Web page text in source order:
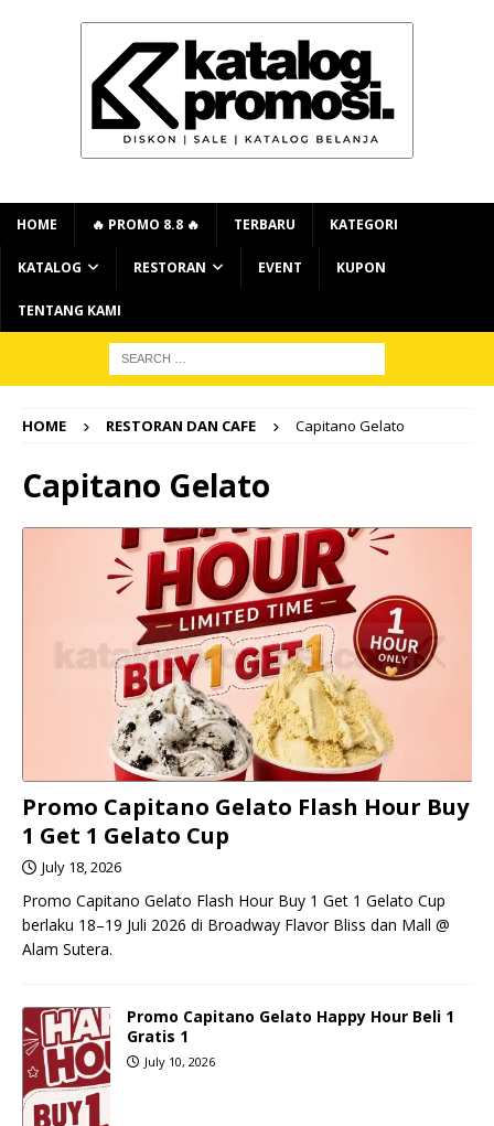
HOME 🔥 PROMO 8.8 🔥 TERBARU KATEGORI
KATALOG RESTORAN EVENT KUPON
TENTANG KAMI
HOME RESTORAN DAN CAFE Capitano Gelato
Capitano Gelato
Promo Capitano Gelato Flash Hour Buy
1 Get 1 Gelato Cup
July 18, 2026
Promo Capitano Gelato Flash Hour Buy 1 Get 1 Gelato Cup
berlaku 18–19 Juli 2026 di Broadway Flavor Bliss dan Mall @
Alam Sutera.
Promo Capitano Gelato Happy Hour Beli 1
Gratis 1
July 10, 2026